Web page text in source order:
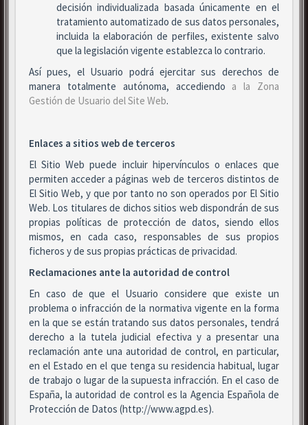
decisión individualizada basada únicamente en el
tratamiento automatizado de sus datos personales,
incluida la elaboración de perfiles, existente salvo
que la legislación vigente establezca lo contrario.
Así pues, el Usuario podrá ejercitar sus derechos de
manera totalmente autónoma, accediendo a la Zona
Gestión de Usuario del Site Web.
Enlaces a sitios web de terceros
El Sitio Web puede incluir hipervínculos o enlaces que
permiten acceder a páginas web de terceros distintos de
El Sitio Web, y que por tanto no son operados por El Sitio
Web. Los titulares de dichos sitios web dispondrán de sus
propias políticas de protección de datos, siendo ellos
mismos, en cada caso, responsables de sus propios
ficheros y de sus propias prácticas de privacidad.
Reclamaciones ante la autoridad de control
En caso de que el Usuario considere que existe un
problema o infracción de la normativa vigente en la forma
en la que se están tratando sus datos personales, tendrá
derecho a la tutela judicial efectiva y a presentar una
reclamación ante una autoridad de control, en particular,
en el Estado en el que tenga su residencia habitual, lugar
de trabajo o lugar de la supuesta infracción. En el caso de
España, la autoridad de control es la Agencia Española de
Protección de Datos (http://www.agpd.es).